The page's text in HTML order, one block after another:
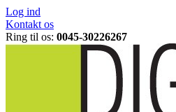
Log ind
Kontakt os
Ring til os: 0045-30226267